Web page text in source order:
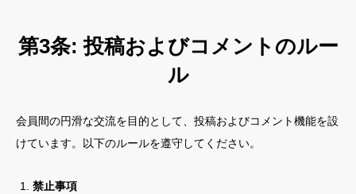
第3条: 投稿およびコメントのルー
ル
会員間の円滑な交流を目的として、投稿およびコメント機能を設
けています。以下のルールを遵守してください。
禁止事項
トップページ
セミナー・ワークショップ情報